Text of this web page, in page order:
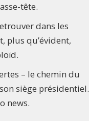
tête.
dans les
plus qu’évident,
– le chemin du
siège présidentiel.
news.